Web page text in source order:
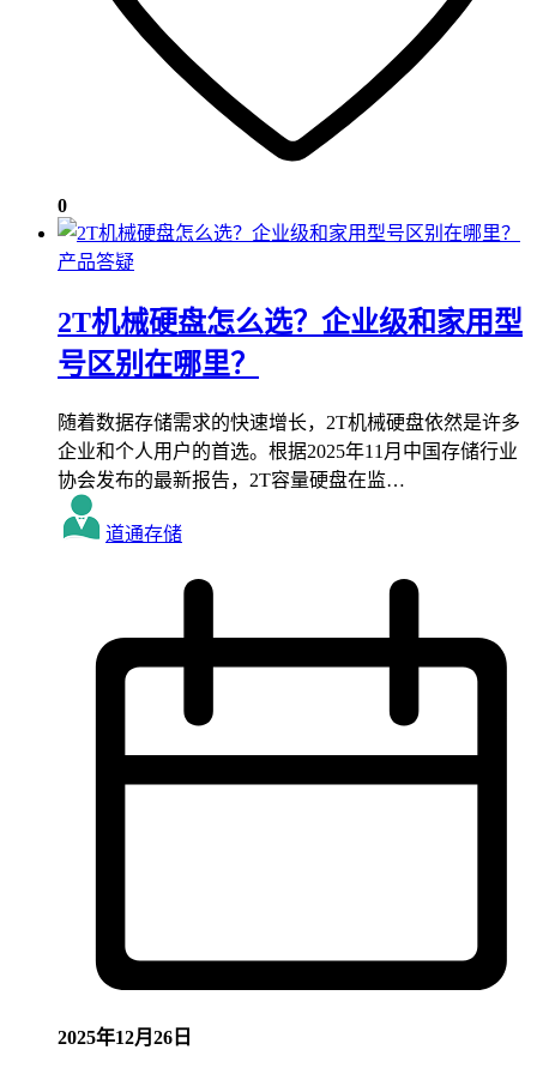
0
产品答疑
2T机械硬盘怎么选？企业级和家用型
号区别在哪里？
随着数据存储需求的快速增长，2T机械硬盘依然是许多
企业和个人用户的首选。根据2025年11月中国存储行业
协会发布的最新报告，2T容量硬盘在监…
道通存储
2025年12月26日